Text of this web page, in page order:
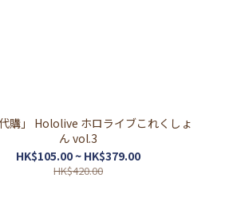
代購」 Hololive ホロライブこれくしょ
ん vol.3
HK$105.00 ~ HK$379.00
HK$420.00